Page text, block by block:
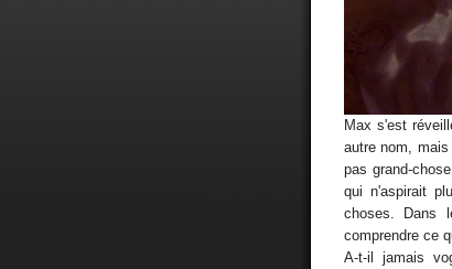
Max s'est
autre nom,
pas grand-
qui n'aspirait
choses. Dans
comprendre ce
A-t-il jamais